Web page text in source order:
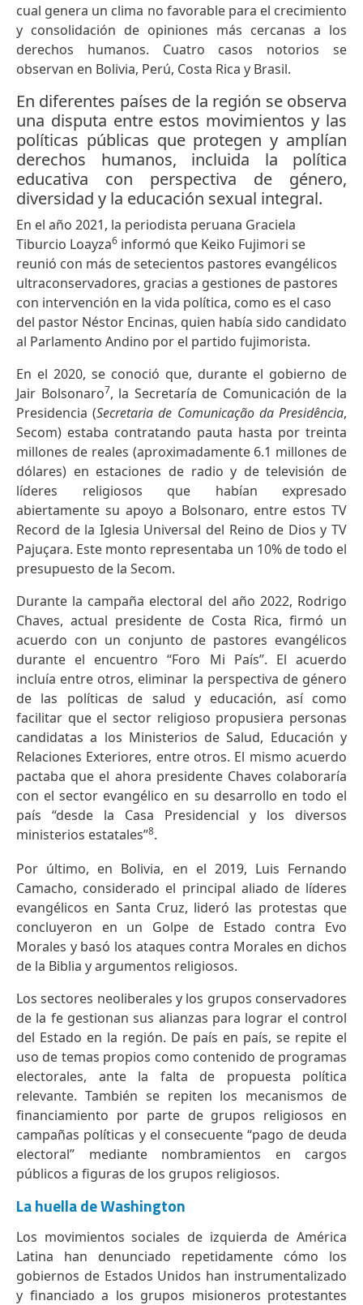
cual genera un clima no favorable para el crecimiento
y consolidación de opiniones más cercanas a los
derechos humanos. Cuatro casos notorios se
observan en Bolivia, Perú, Costa Rica y Brasil.
En diferentes países de la región se observa
una disputa entre estos movimientos y las
políticas públicas que protegen y amplían
derechos humanos, incluida la política
educativa con perspectiva de género,
diversidad y la educación sexual integral.
En el año 2021, la periodista peruana Graciela
Tiburcio Loayza6 informó que Keiko Fujimori se
reunió con más de setecientos pastores evangélicos
ultraconservadores, gracias a gestiones de pastores
con intervención en la vida política, como es el caso
del pastor Néstor Encinas, quien había sido candidato
al Parlamento Andino por el partido fujimorista.
En el 2020, se conoció que, durante el gobierno de
Jair Bolsonaro7, la Secretaría de Comunicación de la
Presidencia (Secretaria de Comunicação da Presidência,
Secom) estaba contratando pauta hasta por treinta
millones de reales (aproximadamente 6.1 millones de
dólares) en estaciones de radio y de televisión de
líderes religiosos que habían expresado
abiertamente su apoyo a Bolsonaro, entre estos TV
Record de la Iglesia Universal del Reino de Dios y TV
Pajuçara. Este monto representaba un 10% de todo el
presupuesto de la Secom.
Durante la campaña electoral del año 2022, Rodrigo
Chaves, actual presidente de Costa Rica, firmó un
acuerdo con un conjunto de pastores evangélicos
durante el encuentro “Foro Mi País”. El acuerdo
incluía entre otros, eliminar la perspectiva de género
de las políticas de salud y educación, así como
facilitar que el sector religioso propusiera personas
candidatas a los Ministerios de Salud, Educación y
Relaciones Exteriores, entre otros. El mismo acuerdo
pactaba que el ahora presidente Chaves colaboraría
con el sector evangélico en su desarrollo en todo el
país “desde la Casa Presidencial y los diversos
ministerios estatales”8.
Por último, en Bolivia, en el 2019, Luis Fernando
Camacho, considerado el principal aliado de líderes
evangélicos en Santa Cruz, lideró las protestas que
concluyeron en un Golpe de Estado contra Evo
Morales y basó los ataques contra Morales en dichos
de la Biblia y argumentos religiosos.
Los sectores neoliberales y los grupos conservadores
de la fe gestionan sus alianzas para lograr el control
del Estado en la región. De país en país, se repite el
uso de temas propios como contenido de programas
electorales, ante la falta de propuesta política
relevante. También se repiten los mecanismos de
financiamiento por parte de grupos religiosos en
campañas políticas y el consecuente “pago de deuda
electoral” mediante nombramientos en cargos
públicos a figuras de los grupos religiosos.
La huella de Washington
Los movimientos sociales de izquierda de América
Latina han denunciado repetidamente cómo los
gobiernos de Estados Unidos han instrumentalizado
y financiado a los grupos misioneros protestantes